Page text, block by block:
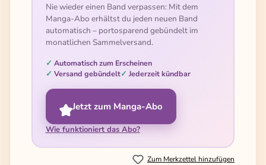
Nie wieder einen Band verpassen: Mit dem
Manga-Abo erhältst du jeden neuen Band
automatisch – portosparend gebündelt im
monatlichen Sammelversand.
Automatisch zum Erscheinen
Versand gebündelt
Jederzeit kündbar
Jetzt zum Manga-Abo
Wie funktioniert das Abo?
Zum Merkzettel hinzufügen